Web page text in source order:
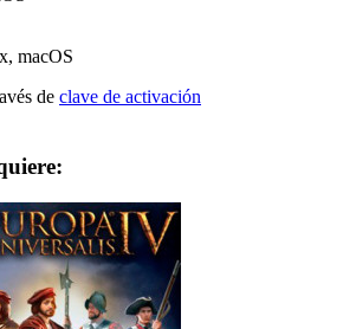
macOS
de clave de activación